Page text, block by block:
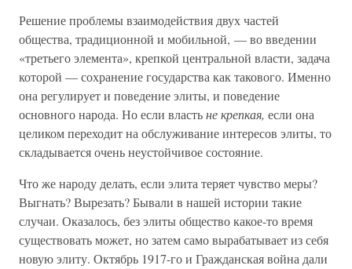
Решение проблемы взаимодействия двух частей
общества, традиционной и мобильной, — во введении
«третьего элемента», крепкой центральной власти, задача
которой — сохранение государства как такового. Именно
она регулирует и поведение элиты, и поведение
основного народа. Но если властьне крепкая, если она
целиком переходит на обслуживание интересов элиты, то
складывается очень неустойчивое состояние.
Что же народу делать, если элита теряет чувство меры?
Выгнать? Вырезать? Бывали в нашей истории такие
случаи. Оказалось, без элиты общество какое-то время
существовать может, но затем само вырабатывает из себя
новую элиту. Октябрь 1917-го и Гражданская война дали